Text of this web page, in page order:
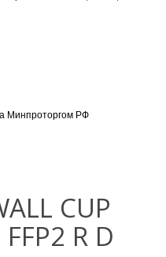
Минпроторгом РФ
CUP
R D